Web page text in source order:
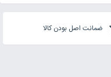
ضمانت اصل بودن کالا